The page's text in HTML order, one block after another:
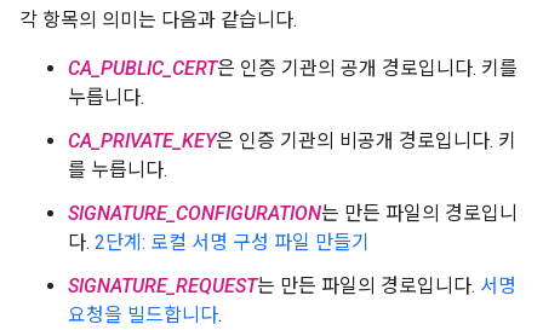
각 항목의 의미는 다음과 같습니다.
CA_PUBLIC_CERT은 인증 기관의 공개 경로입니다. 키를
누릅니다.
CA_PRIVATE_KEY은 인증 기관의 비공개 경로입니다. 키
를 누릅니다.
SIGNATURE_CONFIGURATION는 만든 파일의 경로입니
다. 2단계: 로컬 서명 구성 파일 만들기
SIGNATURE_REQUEST는 만든 파일의 경로입니다. 서명
요청을 빌드합니다.